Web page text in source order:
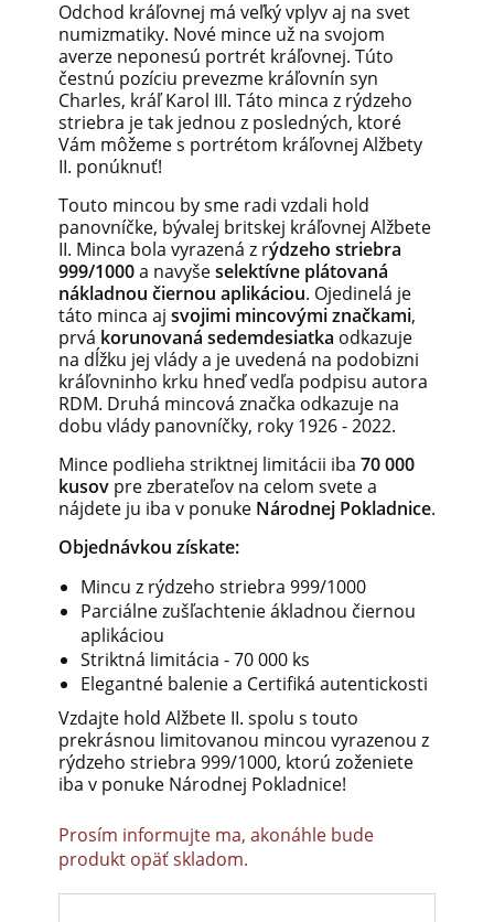
Odchod kráľovnej má veľký vplyv aj na svet
numizmatiky. Nové mince už na svojom
averze neponesú portrét kráľovnej. Túto
čestnú pozíciu prevezme kráľovnín syn
Charles, kráľ Karol III. Táto minca z rýdzeho
striebra je tak jednou z posledných, ktoré
Vám môžeme s portrétom kráľovnej Alžbety
II. ponúknuť!
Touto mincou by sme radi vzdali hold
panovníčke, bývalej britskej kráľovnej Alžbete
II. Minca bola vyrazená z rýdzeho striebra
999/1000a navyšeselektívne plátovaná
nákladnou čiernou aplikáciou. Ojedinelá je
táto minca aj svojimi mincovými značkami,
prvá korunovaná sedemdesiatka odkazuje
na dĺžku jej vlády a je uvedená na podobizni
kráľovninho krku hneď vedľa podpisu autora
RDM. Druhá mincová značka odkazuje na
dobu vlády panovníčky, roky 1926 - 2022.
Mince podlieha striktnej limitácii iba 70 000
kusov pre zberateľov na celom svete a
nájdete ju iba v ponuke Národnej Pokladnice.
Objednávkou získate:
Mincu z rýdzeho striebra 999/1000
Parciálne zušľachtenie ákladnou čiernou
aplikáciou
Striktná limitácia - 70 000 ks
Elegantné balenie a Certifiká autentickosti
Vzdajte hold Alžbete II. spolu s touto
prekrásnou limitovanou mincou vyrazenou z
rýdzeho striebra 999/1000, ktorú zoženiete
iba v ponuke Národnej Pokladnice!
Prosím informujte ma, akonáhle bude
produkt opäť skladom.